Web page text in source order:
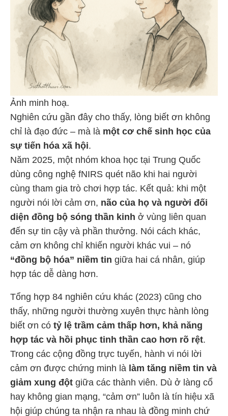
Ảnh minh hoạ.
Nghiên cứu gần đây cho thấy, lòng biết ơn không
chỉ là đạo đức – mà là một cơ chế sinh học của
sự tiến hóa xã hội.
Năm 2025, một nhóm khoa học tại Trung Quốc
dùng công nghệ fNIRS quét não khi hai người
cùng tham gia trò chơi hợp tác. Kết quả: khi một
người nói lời cảm ơn, não của họ và người đối
diện đồng bộ sóng thần kinh ở vùng liên quan
đến sự tin cậy và phần thưởng. Nói cách khác,
cảm ơn không chỉ khiến người khác vui – nó
“đồng bộ hóa” niềm tin giữa hai cá nhân, giúp
hợp tác dễ dàng hơn.
Tổng hợp 84 nghiên cứu khác (2023) cũng cho
thấy, những người thường xuyên thực hành lòng
biết ơn có tỷ lệ trầm cảm thấp hơn, khả năng
hợp tác và hồi phục tinh thần cao hơn rõ rệt.
Trong các cộng đồng trực tuyến, hành vi nói lời
cảm ơn được chứng minh là làm tăng niềm tin và
giảm xung đột giữa các thành viên. Dù ở làng cổ
hay không gian mạng, “cảm ơn” luôn là tín hiệu xã
hội giúp chúng ta nhận ra nhau là đồng minh chứ